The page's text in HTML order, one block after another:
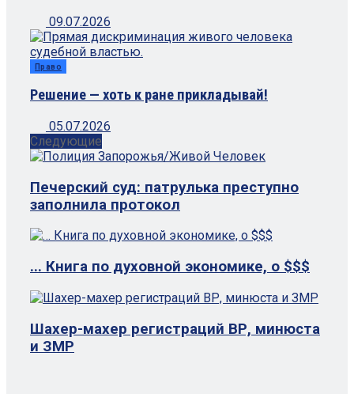
09.07.2026
Право
Решение — хоть к ране прикладывай!
05.07.2026
Следующие
Печерский суд: патрулька преступно
заполнила протокол
... Книга по духовной экономике, о $$$
Шахер-махер регистраций ВР, минюста
и ЗМР